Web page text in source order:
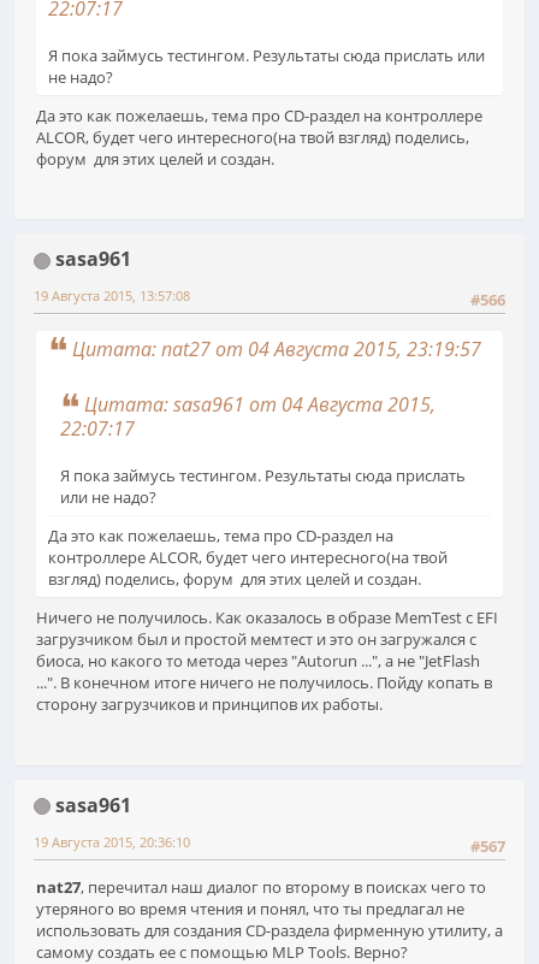
22:07:17
Я пока займусь тестингом. Результаты сюда прислать или
не надо?
Да это как пожелаешь, тема про CD-раздел на контроллере
ALCOR, будет чего интересного(на твой взгляд) поделись,
форум для этих целей и создан.
sasa961
#566
19 Августа 2015, 13:57:08
Цитата: nat27 от 04 Августа 2015, 23:19:57
Цитата: sasa961 от 04 Августа 2015,
22:07:17
Я пока займусь тестингом. Результаты сюда прислать
или не надо?
Да это как пожелаешь, тема про CD-раздел на
контроллере ALCOR, будет чего интересного(на твой
взгляд) поделись, форум для этих целей и создан.
Ничего не получилось. Как оказалось в образе MemTest с EFI
загрузчиком был и простой мемтест и это он загружался с
биоса, но какого то метода через "Autorun ...", а не "JetFlash
...". В конечном итоге ничего не получилось. Пойду копать в
сторону загрузчиков и принципов их работы.
sasa961
#567
19 Августа 2015, 20:36:10
nat27, перечитал наш диалог по второму в поисках чего то
утеряного во время чтения и понял, что ты предлагал не
использовать для создания CD-раздела фирменную утилиту, а
самому создать ее с помощью MLP Tools. Верно?